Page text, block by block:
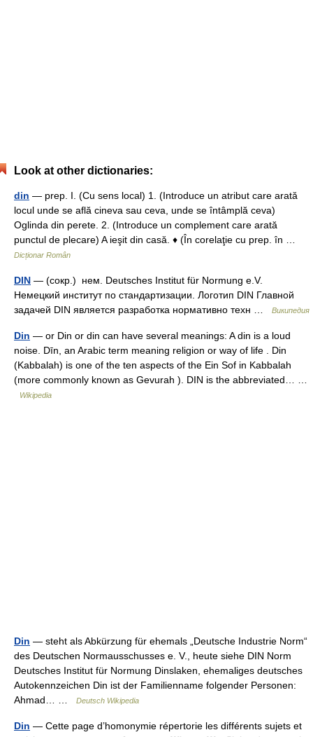
Look at other dictionaries:
din — prep. I. (Cu sens local) 1. (Introduce un atribut care arată
locul unde se află cineva sau ceva, unde se întâmplă ceva)
Oglinda din perete. 2. (Introduce un complement care arată
punctul de plecare) A ieşit din casă. ♦ (În corelaţie cu prep. în …
Dicționar Român
DIN — (сокр.) нем. Deutsches Institut für Normung e.V.
Немецкий институт по стандартизации. Логотип DIN Главной
задачей DIN является разработка нормативно техн …
Википедия
Din — or Din or din can have several meanings: A din is a loud
noise. Dīn, an Arabic term meaning religion or way of life . Din
(Kabbalah) is one of the ten aspects of the Ein Sof in Kabbalah
(more commonly known as Gevurah ). DIN is the abbreviated… …
Wikipedia
Din — steht als Abkürzung für ehemals „Deutsche Industrie Norm“
des Deutschen Normausschusses e. V., heute siehe DIN Norm
Deutsches Institut für Normung Dinslaken, ehemaliges deutsches
Autokennzeichen Din ist der Familienname folgender Personen:
Ahmad… …
Deutsch Wikipedia
Din — Cette page d’homonymie répertorie les différents sujets et